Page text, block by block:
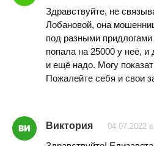
Здравствуйте, не
Лобановой, она
под разными
попала на 25000 у неё,
и ещё надо. Могу
Пожалейте себя и свои
Виктория 04.07.2022